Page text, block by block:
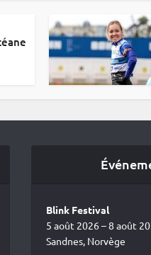
Blink Festival
5 août 2026 – 8 août
Sandnes, Norvège